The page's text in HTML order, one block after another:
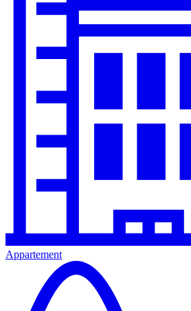
Appartement